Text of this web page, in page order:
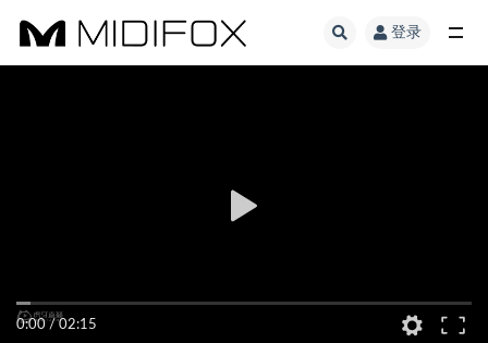
登录
0:00/02:15